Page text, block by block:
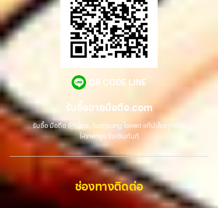
QR CODE LINE
รับซื้อขายมือถือ.com
รับซื้อ มือถือ iPhone, Samsung ไอแพด แท๊ปเล็ตทุกยี่ห้อ
ให้ราคาสูง รับเงินทันที
ช่องทางติดต่อ